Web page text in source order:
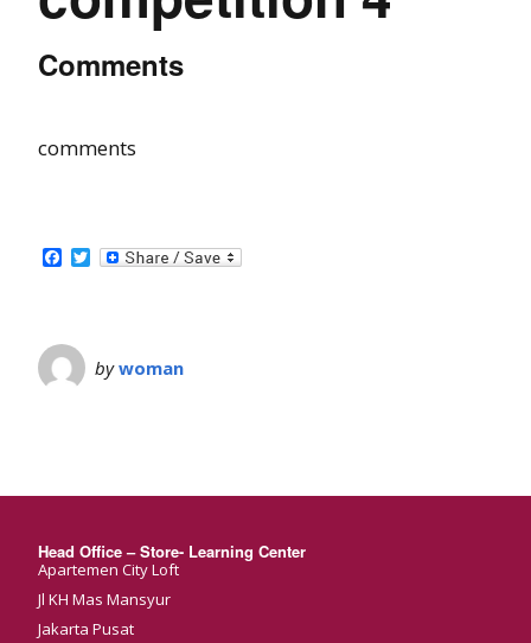
Comments
comments
Facebook
Twitter
bywoman
Head Office – Store- Learning Center
Apartemen City Loft
Jl KH Mas Mansyur
Jakarta Pusat